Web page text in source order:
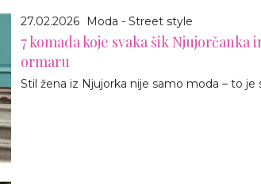
27.02.2026 Moda - Street style
7 komada koje svaka šik Njujorčanka
ormaru
Stil žena iz Njujorka nije samo moda – to je